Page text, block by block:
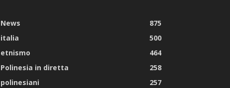
News
875
italia
500
etnismo
464
Polinesia in diretta
258
polinesiani
257